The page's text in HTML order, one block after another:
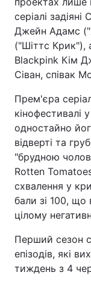
серіалі
Джейн Адамс
("Шіттс Крик"),
Blackpink Кім
Сіван, співак
Прем'єра
кінофестивалі
одностайно
відверті та
"брудною
Rotten
схвалення у
бали зі 100, що
цілому
Перший сезон
епізодів, які
тиждень з 4